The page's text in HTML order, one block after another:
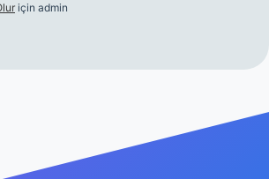
için admin